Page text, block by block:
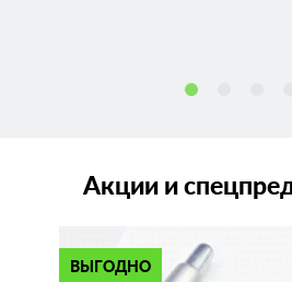
Акции и
ВЫГОДНО